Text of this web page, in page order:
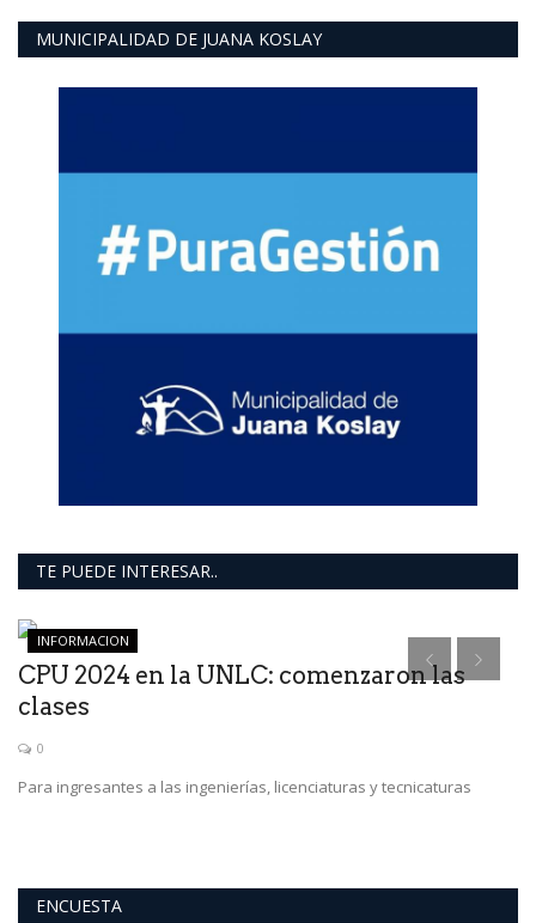
MUNICIPALIDAD DE JUANA KOSLAY
TE PUEDE INTERESAR..
INFORMACION
CPU 2024 en la UNLC: comenzaron las
clases
0
Para ingresantes a las ingenierías, licenciaturas y tecnicaturas
ENCUESTA